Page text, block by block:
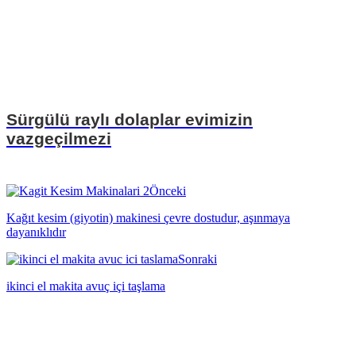
Sürgülü raylı dolaplar evimizin
vazgeçilmezi
Önceki
Kağıt kesim (giyotin) makinesi çevre dostudur, aşınmaya
dayanıklıdır
Sonraki
ikinci el makita avuç içi taşlama